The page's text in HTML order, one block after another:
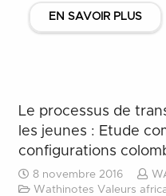
EN SAVOIR PLUS
Le processus de
les jeunes : Etude
configurations
8 novembre 2016
Wathinotes Valeurs